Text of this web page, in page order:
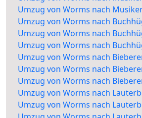
Umzug von Worms nach
Umzug von Worms nach
Umzug von Worms nach
Umzug von Worms nach
Umzug von Worms nach
Umzug von Worms nach
Umzug von Worms nach
Umzug von Worms nach
Umzug von Worms nach